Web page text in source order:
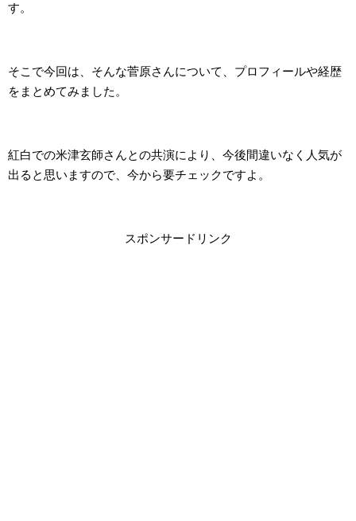
す。
そこで今回は、そんな菅原さんについて、プロフィールや経歴
をまとめてみました。
紅白での米津玄師さんとの共演により、今後間違いなく人気が
出ると思いますので、今から要チェックですよ。
スポンサードリンク